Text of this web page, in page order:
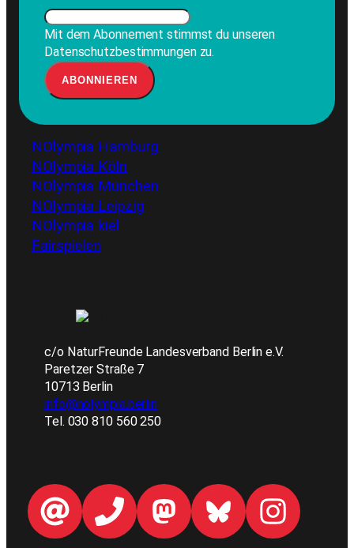
Mit dem Abonnement stimmst du unseren
Datenschutzbestimmungen zu.
NOlympia Hamburg
NOlympia Köln
NOlympia München
NOlympia Leipzig
NOlympia kiel
Fairspielen
c/o NaturFreunde Landesverband Berlin e.V.
Paretzer Straße 7
10713 Berlin
info@nolympia.berlin
Tel. 030 810 560 250